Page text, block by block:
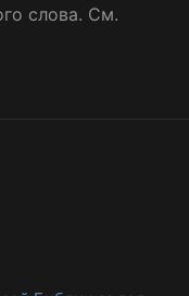
слова. См.